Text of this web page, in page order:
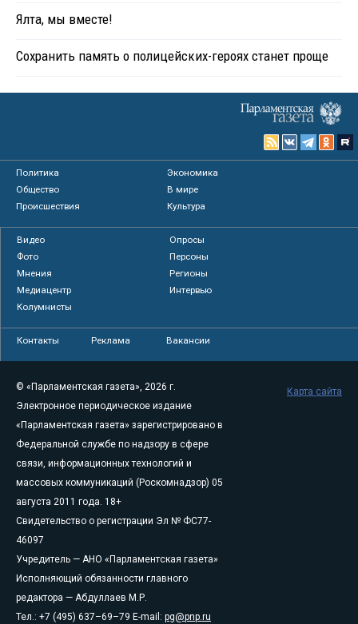
Ялта, мы вместе!
Сохранить память о полицейских-героях станет проще
Политика
Экономика
Общество
В мире
Происшествия
Культура
Видео
Опросы
Фото
Персоны
Мнения
Регионы
Медиацентр
Интервью
Колумнисты
Контакты Реклама Вакансии
© «Парламентская газета», 2026 г.
Электронное периодическое издание
«Парламентская газета» зарегистрировано в
Федеральной службе по надзору в сфере
связи, информационных технологий и
массовых коммуникаций (Роскомнадзор) 05
августа 2011 года. 18+
Свидетельство о регистрации Эл № ФС77-
46097
Учредитель — АНО «Парламентская газета»
Исполняющий обязанности главного
редактора — Абдуллаев М.Р.
Тел.: +7 (495) 637–69–79 E-mail: pg@pnp.ru
Карта сайта